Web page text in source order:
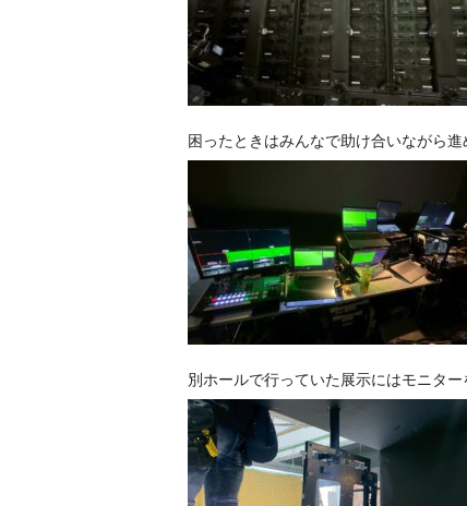
困ったときはみんなで助け合いながら進
別ホールで行っていた展示にはモニター